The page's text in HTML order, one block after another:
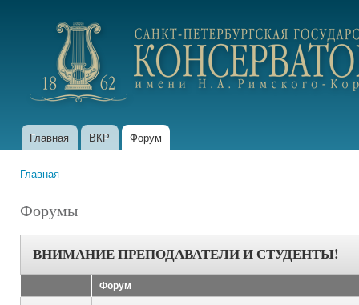
portfolio.conservatory.ru
Главное меню
Главная ВКР Форум
Главная
Форумы
ВНИМАНИЕ ПРЕПОДАВАТЕЛИ И СТУДЕНТЫ!
Форум